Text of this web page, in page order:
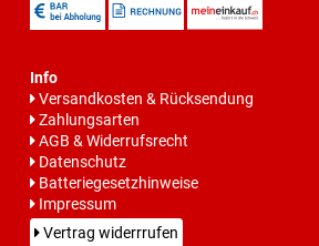
Info
Versandkosten & Rücksendung
Zahlungsarten
AGB & Widerrufsrecht
Datenschutz
Batteriegesetzhinweise
Impressum
Vertrag widerrrufen